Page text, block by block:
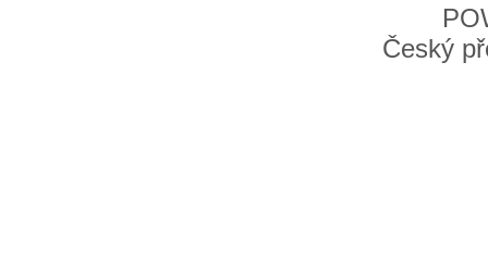
Český